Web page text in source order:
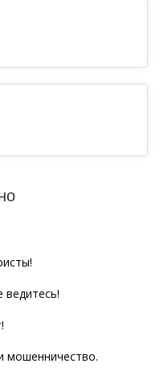
мошенничество.